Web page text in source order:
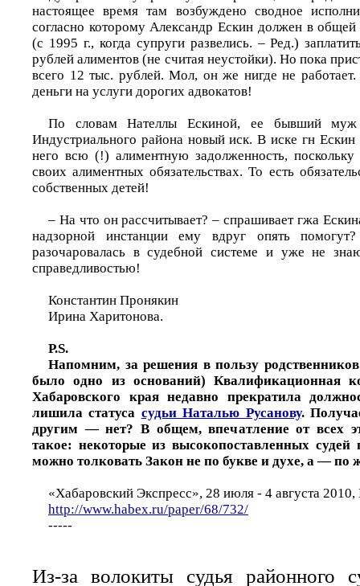
настоящее время там возбуждено сводное
согласно которому Александр Ескин должен в
(с 1995 г., когда супруги развелись. – Ред.)
рублей алиментов (не считая неустойки). Но пока
всего 12 тыс. рублей. Мол, он же нигде не работает.
деньги на услуги дорогих адвокатов!
По словам Нателлы Ескиной, ее бывший
Индустриального района новый иск. В иске г­н
него всю (!) алиментную задолженность,
своих алиментных обязательствах. То есть
собственных детей!
– На что он рассчитывает? – спрашивает г­жа
надзорной инстанции ему вдруг опять
разочаровалась в судебной системе и уже не
справедливостью!
Константин Пронякин
Ирина Харитонова.
P.S.
Напомним, за решения в пользу
было одно из оснований) Квалификационная
Хабаровского края недавно прекратила
лишила статуса судьи Наталью Русанову.
другим — нет? В общем, впечатление от всех
такое: некоторые из высокопоставленных судей
можно толковать Закон не по букве и духе, а — по
«Хабаровский Экспресс», 28 июля - 4 августа
http://www.habex.ru/paper/68/732/
-----
Из-за волокиты судья районного